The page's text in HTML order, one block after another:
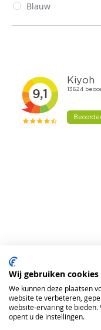
Blauw
Wij gebruiken cookies
We kunnen deze plaatsen
website te verbeteren,
website-ervaring te
opent u de instellingen.